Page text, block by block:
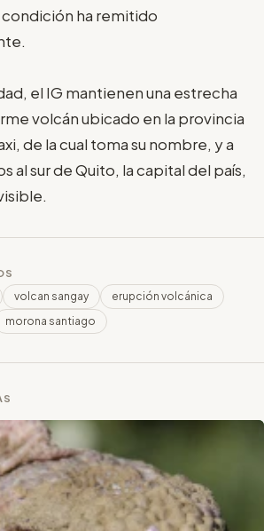
ha remitido
el IG mantienen una estrecha
volcán ubicado en la provincia
de la cual toma su nombre, y a
al sur de Quito, la capital del país,
volcan sangay
erupción volcánica
morona santiago